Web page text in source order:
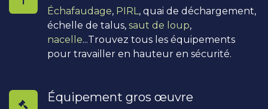
Échafaudage, PIRL , quai de déchargement,
échelle de talus, saut de loup,
nacelle...Trouvez tous les équipements
pour travailler en hauteur en sécurité.
Équipement gros œuvre